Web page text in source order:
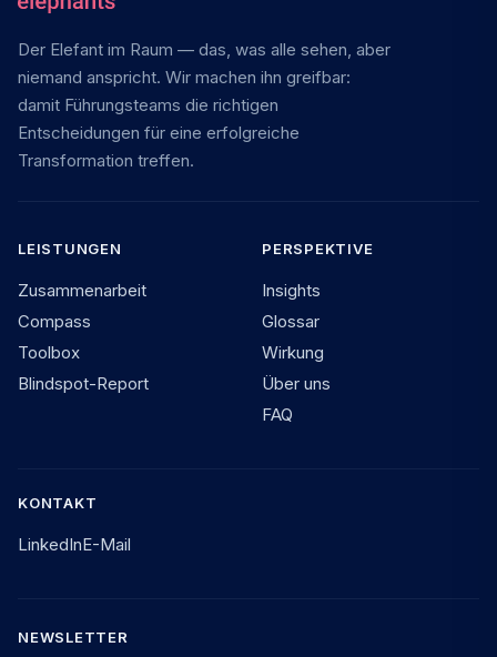
Der Elefant im Raum — das, was alle sehen, aber
niemand anspricht. Wir machen ihn greifbar:
damit Führungsteams die richtigen
Entscheidungen für eine erfolgreiche
Transformation treffen.
LEISTUNGEN
Zusammenarbeit
Compass
Toolbox
Blindspot-Report
PERSPEKTIVE
Insights
Glossar
Wirkung
Über uns
FAQ
KONTAKT
LinkedInE-Mail
NEWSLETTER